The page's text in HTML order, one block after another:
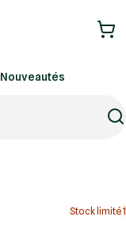
Nouveautés
Stock limité1